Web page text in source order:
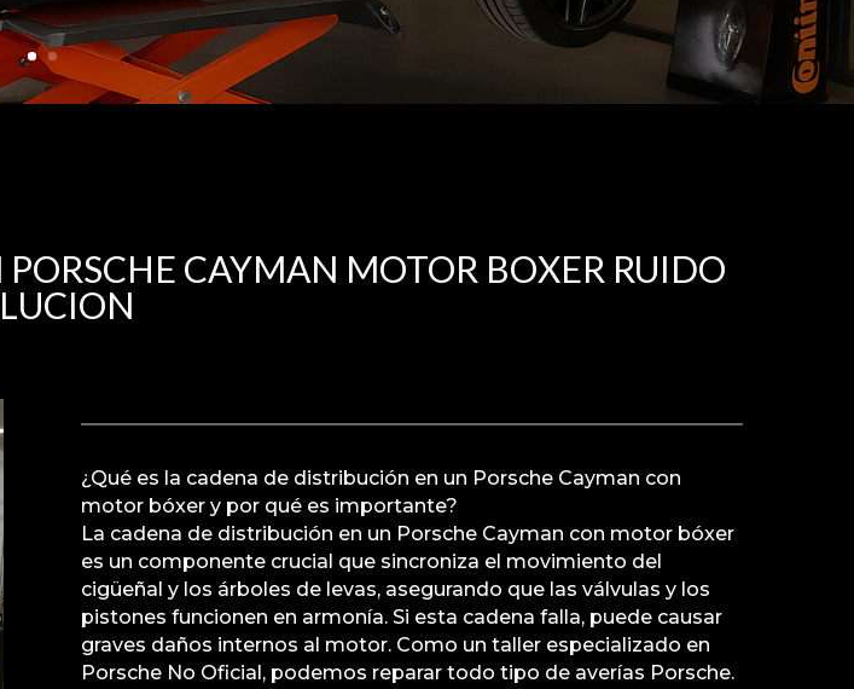
CAYMAN MOTOR BOXER RUIDO
¿Qué es la cadena de distribución en un Porsche Cayman con
motor bóxer y por qué es importante?
La cadena de distribución en un Porsche Cayman con motor bóxer
es un componente crucial que sincroniza el movimiento del
cigüeñal y los árboles de levas, asegurando que las válvulas y los
pistones funcionen en armonía. Si esta cadena falla, puede causar
graves daños internos al motor. Como un taller especializado en
Porsche No Oficial, podemos reparar todo tipo de averías Porsche.